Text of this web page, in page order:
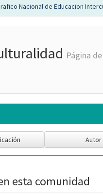
Nacional de Educacion
Página
esta comunidad